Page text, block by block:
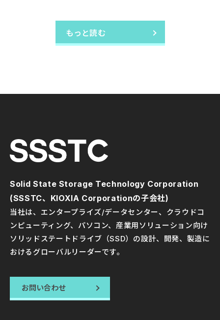
表： AIアプリケーションおよびハイパフォー
マンスコンピューティング市場を狙う
SSSTC（Kioxiaの子会社）は、AI、データセンター、ハ
イパフォーマンスコンピューティング（HPC）分野に焦
レードサーバー、堅牢なデバイス、混合使用アプリケーシ
製品情報 04 SEP 2023
SSSTC、世界初のインダストリアルグレード
SSDを発売
デジタルトランスフォーメーションが不可欠となる中、人
ングにおける急速な進歩に伴い、企業のデータ計算とスト
レージに対する需要が高まっています。この高まり続ける
需要に応えるため、SSSTC（Kioxiaの子会社）は、世界
もっと読む
Solid State Storage Technology Corporation
(SSSTC、KIOXIA Corporationの子会社)
当社は、エンタープライズ/データセンター、クラウドコ
ンピューティング、パソコン、産業用ソリューション向け
ソリッドステートドライブ（SSD）の設計、開発、製造に
おけるグローバルリーダーです。
お問い合わせ